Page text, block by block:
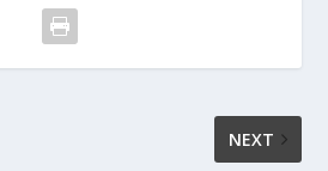
NEXT